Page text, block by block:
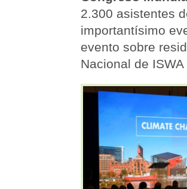
2.300 asistentes
importantísimo
evento sobre
Nacional de